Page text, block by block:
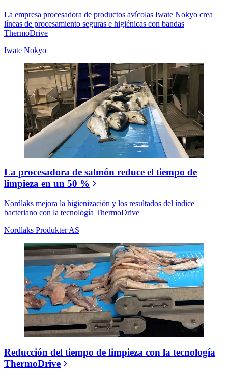
La empresa procesadora de productos avícolas Iwate Nokyo crea
líneas de procesamiento seguras e higiénicas con bandas
ThermoDrive
Iwate Nokyo
La procesadora de salmón reduce el tiempo de
limpieza en un 50 %
Nordlaks mejora la higienización y los resultados del índice
bacteriano con la tecnología ThermoDrive
Nordlaks Produkter AS
Reducción del tiempo de limpieza con la tecnología
ThermoDrive